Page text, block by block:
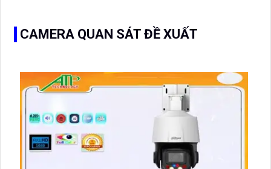
CAMERA QUAN SÁT ĐỀ XUẤT